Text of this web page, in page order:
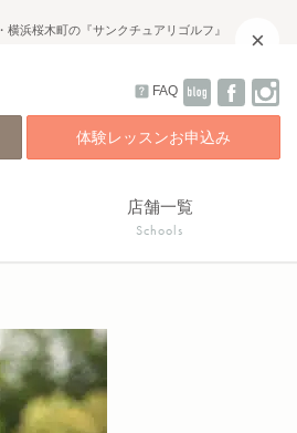
浜桜木町の『サンクチュアリゴルフ』
FAQ
体験レッスンお申込み
店舗一覧
Schools
×